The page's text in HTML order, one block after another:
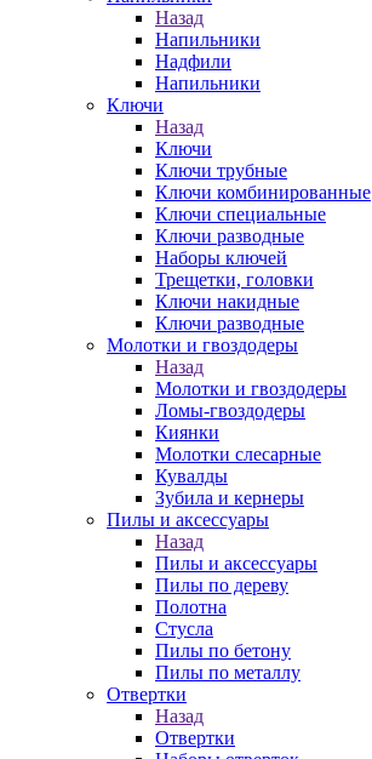
Назад
Напильники
Надфили
Напильники
Ключи
Назад
Ключи
Ключи трубные
Ключи комбинированные
Ключи специальные
Ключи разводные
Наборы ключей
Трещетки, головки
Ключи накидные
Ключи разводные
Молотки и гвоздодеры
Назад
Молотки и гвоздодеры
Ломы-гвоздодеры
Киянки
Молотки слесарные
Кувалды
Зубила и кернеры
Пилы и аксессуары
Назад
Пилы и аксессуары
Пилы по дереву
Полотна
Стусла
Пилы по бетону
Пилы по металлу
Отвертки
Назад
Отвертки